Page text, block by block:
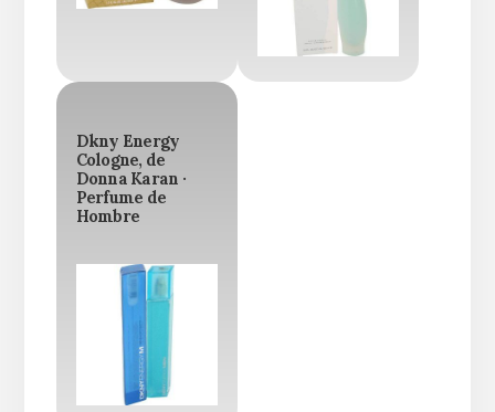
Dkny Energy
Cologne, de
Donna Karan ·
Perfume de
Hombre